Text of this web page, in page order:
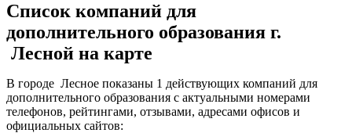
Список компаний для
дополнительного образования г.
Лесной на карте
В городе Лесное показаны 1 действующих компаний для
дополнительного образования с актуальными номерами
телефонов, рейтингами, отзывами, адресами офисов и
официальных сайтов: